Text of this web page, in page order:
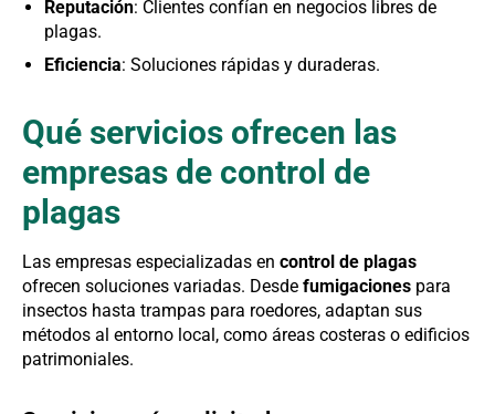
Reputación: Clientes confían en negocios libres de
plagas.
Eficiencia: Soluciones rápidas y duraderas.
Qué servicios ofrecen las
empresas de control de
plagas
Las empresas especializadas en control de plagas
ofrecen soluciones variadas. Desde fumigaciones para
insectos hasta trampas para roedores, adaptan sus
métodos al entorno local, como áreas costeras o edificios
patrimoniales.